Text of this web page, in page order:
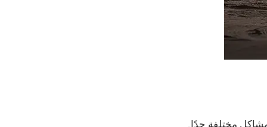
مشاكل مختلفة جدًا.